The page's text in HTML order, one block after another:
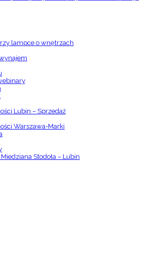
lampce o wnętrzach
Lubin – Sprzedaż
Warszawa-Marki
Stodoła – Lubin